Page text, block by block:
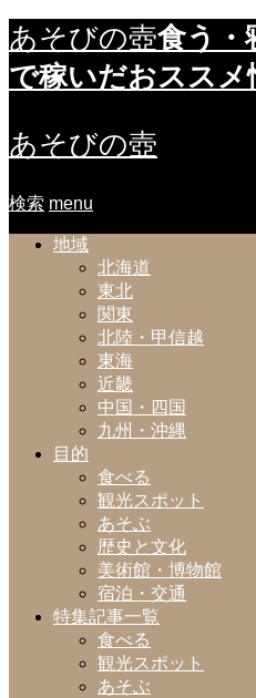
あそびの壺食う
で稼いだおスス
あそびの壺
検索 menu
地域
北海道
東北
関東
北陸・甲信越
東海
近畿
中国・四国
九州・沖縄
目的
食べる
観光スポット
あそぶ
歴史と文化
美術館・博物館
宿泊・交通
特集記事一覧
食べる
観光スポット
あそぶ